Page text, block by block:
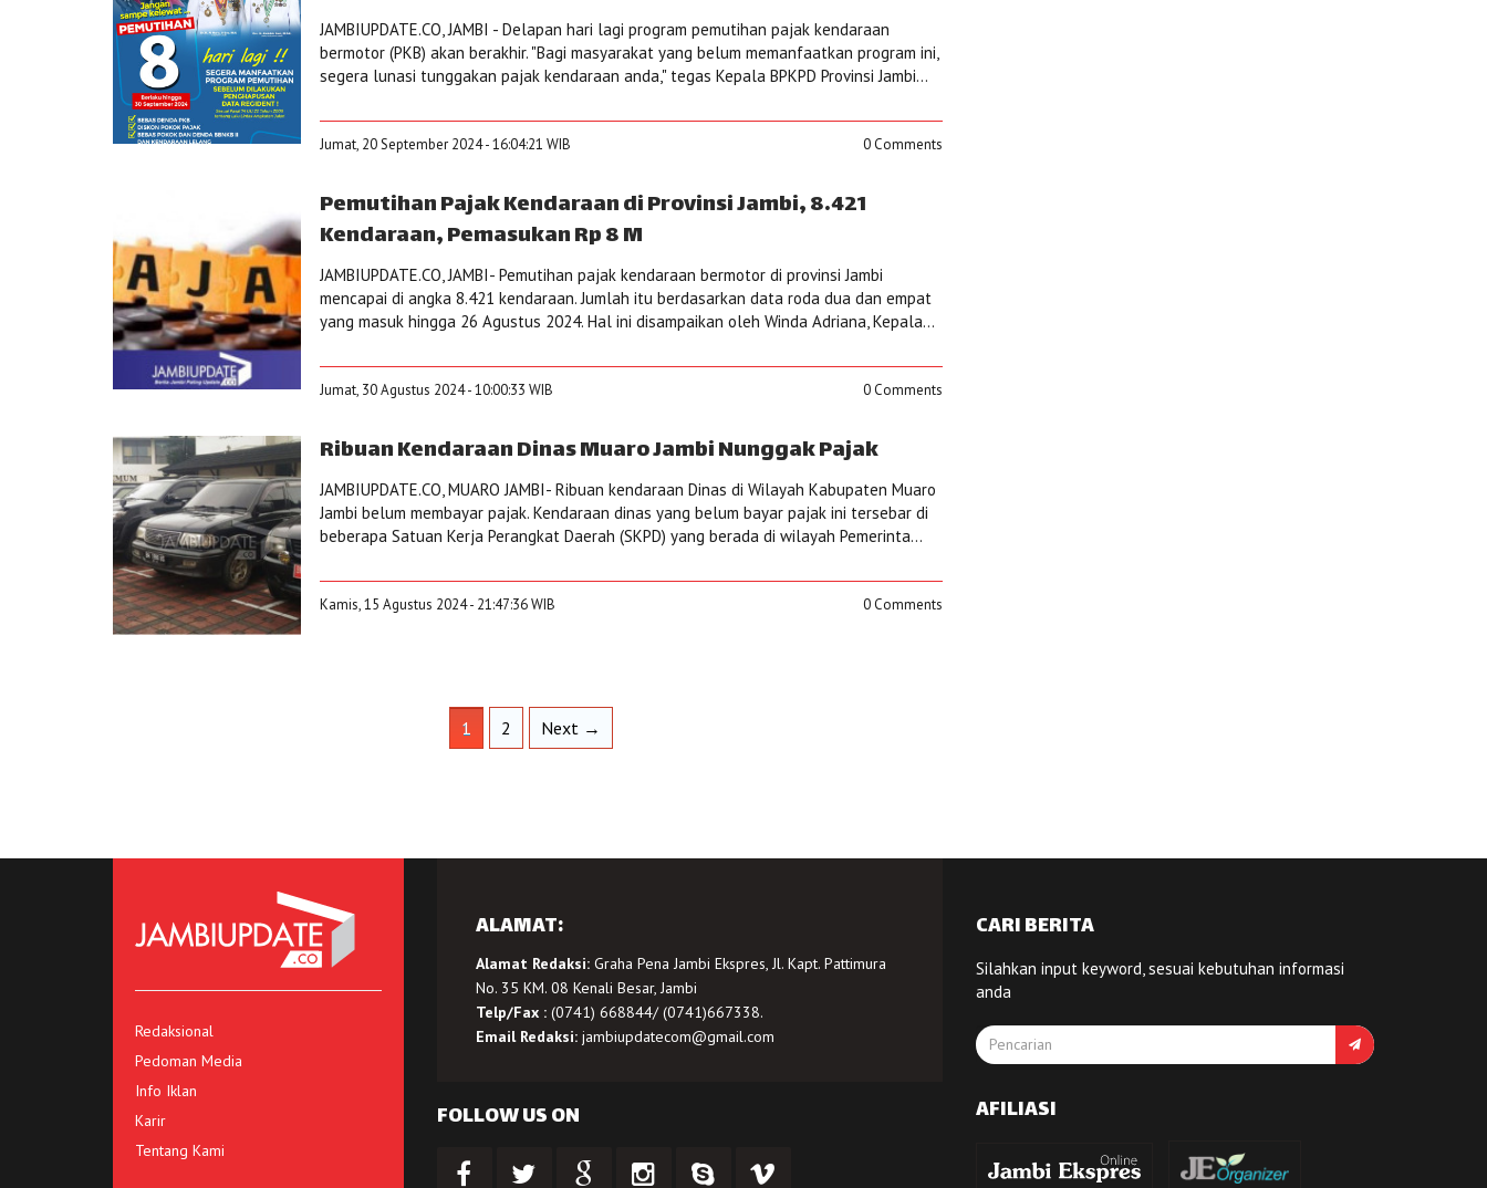
JAMBIUPDATE.CO, JAMBI - Delapan hari lagi program pemutihan pajak kendaraan
bermotor (PKB) akan berakhir. "Bagi masyarakat yang belum memanfaatkan program ini,
segera lunasi tunggakan pajak kendaraan anda," tegas Kepala BPKPD Provinsi Jambi...
Jumat, 20 September 2024 - 16:04:21 WIB 0 Comments
Pemutihan Pajak Kendaraan di Provinsi Jambi, 8.421
Kendaraan, Pemasukan Rp 8 M
JAMBIUPDATE.CO, JAMBI- Pemutihan pajak kendaraan bermotor di provinsi Jambi
mencapai di angka 8.421 kendaraan. Jumlah itu berdasarkan data roda dua dan empat
yang masuk hingga 26 Agustus 2024. Hal ini disampaikan oleh Winda Adriana, Kepala...
Jumat, 30 Agustus 2024 - 10:00:33 WIB 0 Comments
Ribuan Kendaraan Dinas Muaro Jambi Nunggak Pajak
JAMBIUPDATE.CO, MUARO JAMBI- Ribuan kendaraan Dinas di Wilayah Kabupaten Muaro
Jambi belum membayar pajak. Kendaraan dinas yang belum bayar pajak ini tersebar di
beberapa Satuan Kerja Perangkat Daerah (SKPD) yang berada di wilayah Pemerinta...
Kamis, 15 Agustus 2024 - 21:47:36 WIB 0 Comments
1 2 Next →
Redaksional
Pedoman Media
Info Iklan
Karir
Tentang Kami
ALAMAT:
Alamat Redaksi:Graha Pena Jambi Ekspres, Jl. Kapt. Pattimura
No. 35 KM. 08 Kenali Besar, Jambi
Telp/Fax :(0741) 668844/ (0741)667338.
Email Redaksi: jambiupdatecom@gmail.com
FOLLOW US ON
CARI BERITA
Silahkan input keyword, sesuai kebutuhan informasi
anda
AFILIASI